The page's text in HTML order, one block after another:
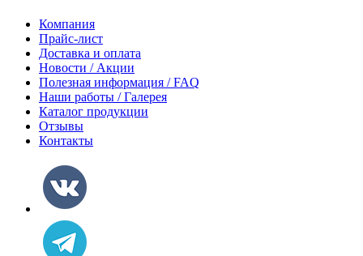
Компания
Прайс-лист
Доставка и оплата
Новости / Акции
Полезная информация / FAQ
Наши работы / Галерея
Каталог продукции
Отзывы
Контакты